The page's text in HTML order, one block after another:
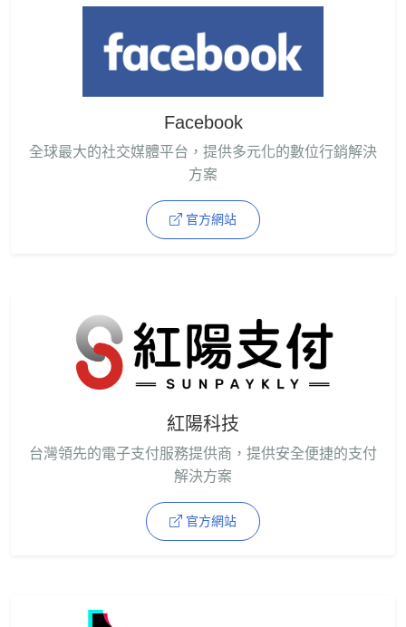
Facebook
全球最大的社交媒體平台，提供多元化的數位行銷解決
方案
官方網站
紅陽科技
台灣領先的電子支付服務提供商，提供安全便捷的支付
解決方案
官方網站